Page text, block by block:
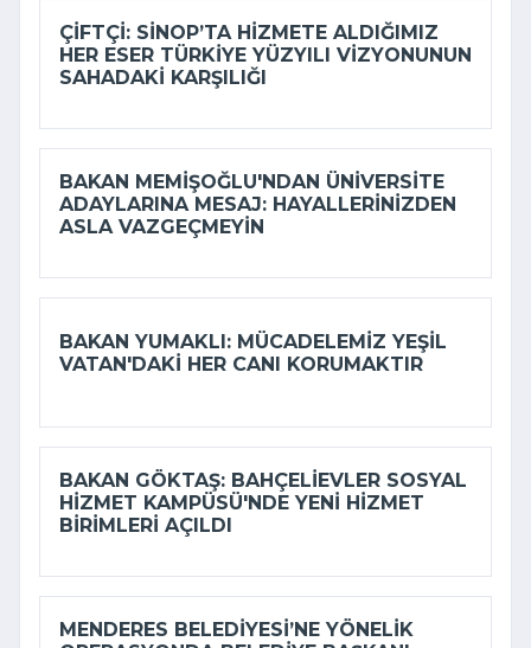
ÇIFTÇI: SINOP’TA HIZMETE ALDIĞIMIZ
HER ESER TÜRKIYE YÜZYILI VIZYONUNUN
SAHADAKI KARŞILIĞI
BAKAN MEMIŞOĞLU'NDAN ÜNIVERSITE
ADAYLARINA MESAJ: HAYALLERINIZDEN
ASLA VAZGEÇMEYIN
BAKAN YUMAKLI: MÜCADELEMIZ YEŞIL
VATAN'DAKI HER CANI KORUMAKTIR
BAKAN GÖKTAŞ: BAHÇELIEVLER SOSYAL
HIZMET KAMPÜSÜ'NDE YENI HIZMET
BIRIMLERI AÇILDI
MENDERES BELEDIYESI’NE YÖNELIK